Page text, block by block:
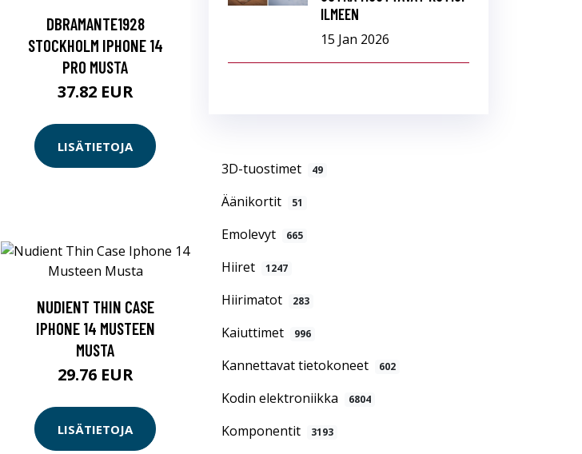
ILMEEN
15 Jan 2026
3D-tuostimet 49
Äänikortit 51
Emolevyt 665
Hiiret 1247
Hiirimatot 283
Kaiuttimet 996
Kannettavat tietokoneet 602
Kodin elektroniikka 6804
Komponentit 3193
DBRAMANTE1928
STOCKHOLM IPHONE 14
PRO MUSTA
37.82 EUR
LISÄTIETOJA
NUDIENT THIN CASE
IPHONE 14 MUSTEEN
MUSTA
29.76 EUR
LISÄTIETOJA